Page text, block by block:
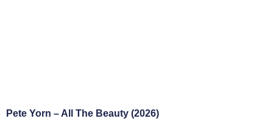
Pete Yorn – All The Beauty (2026)